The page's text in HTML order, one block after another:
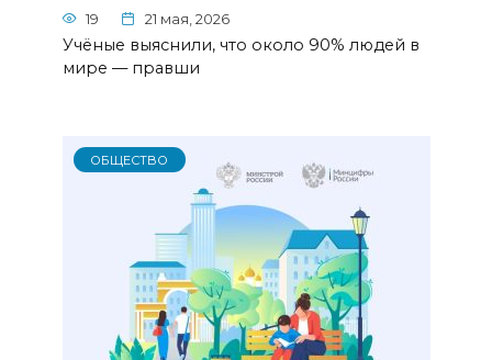
19 21 мая, 2026
Учёные выяснили, что около 90% людей в
мире — правши
ОБЩЕСТВО